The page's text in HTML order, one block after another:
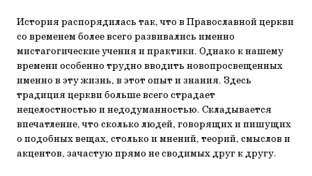
История распорядилась так, что в Православной церкви
со временем более всего развивались именно
мистагогические учения и практики. Однако к нашему
времени особенно трудно вводить новопросвещенных
именно в эту жизнь, в этот опыт и знания. Здесь
традиция церкви больше всего страдает
нецелостностью и недодуманностью. Складывает­ся
впечатление, что сколько людей, говорящих и пишущих
о подобных вещах, столько и мнений, теорий, смыслов и
ак­центов, зачастую прямо не сводимых друг к другу.